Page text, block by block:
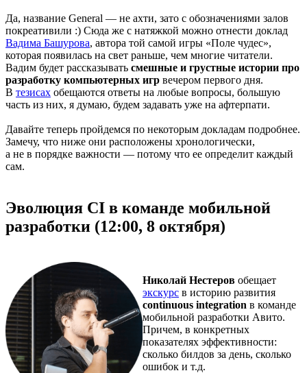
Да, название General — не ахти, зато с обозначениями залов
покреативили :) Сюда же с натяжкой можно отнести доклад
Вадима Башурова, автора той самой игры «Поле чудес»,
которая появилась на свет раньше, чем многие читатели.
Вадим будет рассказывать смешные и грустные истории про
разработку компьютерных игр вечером первого дня.
В тезисах обещаются ответы на любые вопросы, большую
часть из них, я думаю, будем задавать уже на афтерпати.
Давайте теперь пройдемся по некоторым докладам подробнее.
Замечу, что ниже они расположены хронологически,
а не в порядке важности — потому что ее определит каждый
сам.
Эволюция CI в команде мобильной
разработки (12:00, 8 октября)
Николай Нестеров обещает
экскурс в историю развития
continuous integration в команде
мобильной разработки Авито.
Причем, в конкретных
показателях эффективности:
сколько билдов за день, сколько
ошибок и т.д.